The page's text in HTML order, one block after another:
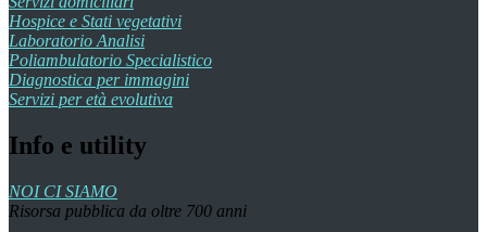
Hospice e Stati vegetativi
Laboratorio Analisi
Poliambulatorio Specialistico
Diagnostica per immagini
Servizi per età evolutiva
Info e utility
NOI CI SIAMO
Risorsa pubblica da oltre 700 anni